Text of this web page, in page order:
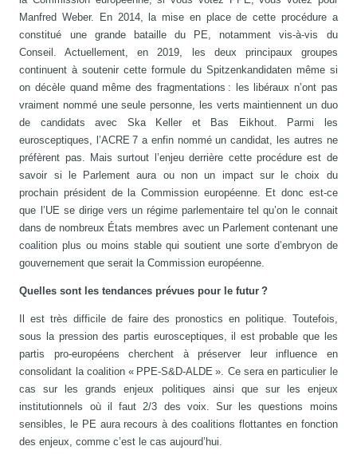
Manfred Weber. En 2014, la mise en place de cette procédure a
constitué une grande bataille du PE, notamment vis-à-vis du
Conseil. Actuellement, en 2019, les deux principaux groupes
continuent à soutenir cette formule du Spitzenkandidaten même si
on décèle quand même des fragmentations : les libéraux n’ont pas
vraiment nommé une seule personne, les verts maintiennent un duo
de candidats avec Ska Keller et Bas Eikhout. Parmi les
eurosceptiques, l’ACRE 7 a enfin nommé un candidat, les autres ne
préfèrent pas. Mais surtout l’enjeu derrière cette procédure est de
savoir si le Parlement aura ou non un impact sur le choix du
prochain président de la Commission européenne. Et donc est-ce
que l’UE se dirige vers un régime parlementaire tel qu’on le connait
dans de nombreux États membres avec un Parlement contenant une
coalition plus ou moins stable qui soutient une sorte d’embryon de
gouvernement que serait la Commission européenne.
Quelles sont les tendances prévues pour le futur ?
Il est très difficile de faire des pronostics en politique. Toutefois,
sous la pression des partis eurosceptiques, il est probable que les
partis pro-européens cherchent à préserver leur influence en
consolidant la coalition « PPE-S&D-ALDE ». Ce sera en particulier le
cas sur les grands enjeux politiques ainsi que sur les enjeux
institutionnels où il faut 2/3 des voix. Sur les questions moins
sensibles, le PE aura recours à des coalitions flottantes en fonction
des enjeux, comme c’est le cas aujourd’hui.